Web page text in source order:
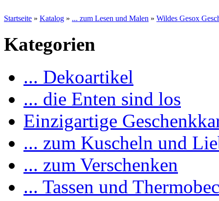
Startseite » Katalog » ... zum Lesen und Malen » Wildes Gesox
Kategorien
... Dekoartikel
... die Enten sind los
Einzigartige
... zum Kuscheln und
... zum Verschenken
... Tassen und